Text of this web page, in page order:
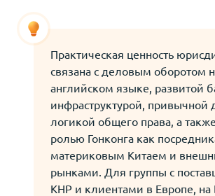
Практическая ценность
связана с деловым оборотом
английском языке, развитой
инфраструктурой, привычной
логикой общего права, а
ролью Гонконга как
материковым Китаем и
рынками. Для группы с
КНР и клиентами в Европе,